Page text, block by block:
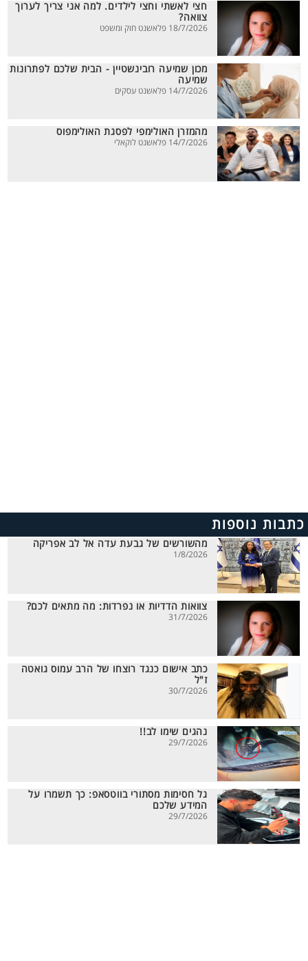
חצי לאשתי וחצי לילדים. למה אני צריך לערוך
צוואה?
18/7/2026 פלאשנט חוק ומשפט
מכון שמיעה רובינשטיין - הבית שלכם לפתרונות
שמיעה
14/7/2026 פלאשנט עסקים
מהמזרן האולימפי לפסגת האולימפוס
14/7/2026 פלאשנט לוקאלי
כתבות נוספות
מהשורשים של גבעת עדה אל לב אפריקה
1/8/2026
צוואות הדדיות או נפרדות: מה מתאים לכם?
31/7/2026
כתב אישום כנגד רוצחו של הרב עמוס גואטה
ז"ל
30/7/2026
נהגים שימו לב!!
29/7/2026
גל חסימות מסתורי בווטסאפ: כך תשמרו על
המידע שלכם
29/7/2026